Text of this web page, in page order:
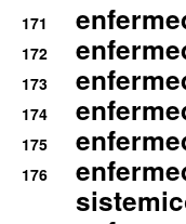
171
172
173
174
175
176